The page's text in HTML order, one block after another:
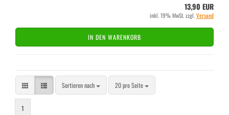
13,90 EUR
inkl. 19% MwSt. zzgl.Versand
IN DEN WARENKORB
Sortieren nach
Sortieren nach 20 pro Seite
pro Seite
1